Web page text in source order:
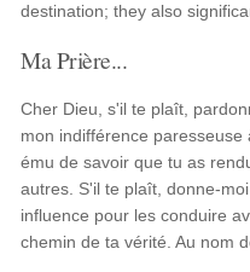
destination; they also
Ma Prière...
Cher Dieu, s'il te plaît,
mon indifférence
ému de savoir que tu as
autres. S'il te plaît, donne-
influence pour les conduire
chemin de ta vérité. Au nom